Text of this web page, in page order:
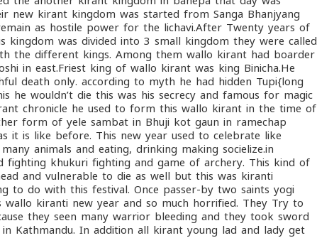
new kirant kingdom was started from Sanga Bhanjyang
as hostile power for the lichavi.After Twenty years of
kingdom was divided into 3 small kingdom they were called
the different kings. Among them wallo kirant had boarder
in east.Friest king of wallo kirant was king Binicha.He
death only. according to myth he had hidden Tupi{long
he wouldn’t die this was his secrecy and famous for magic
chronicle he used to form this wallo kirant in the time of
form of yele sambat in Bhuji kot gaun in ramechap
it is like before. This new year used to celebrate like
animals and eating, drinking making socielize.in
khukuri fighting and game of archery. This kind of
and vulnerable to die as well but this was kiranti
to do with this festival. Once passer-by two saints yogi
wallo kiranti new year and so much horrified. They Try to
they seen many warrior bleeding and they took sword
Kathmandu. In addition all kirant young lad and lady get